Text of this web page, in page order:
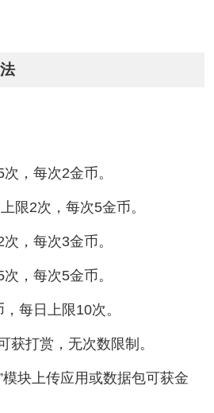
，每次2金币。‌‌
限2次，每次5金币。‌‌
，每次3金币。‌‌
，每次5金币。‌‌
每日上限10次。‌‌
获打赏，无次数限制。‌‌
模块上传应用或数据包可获金